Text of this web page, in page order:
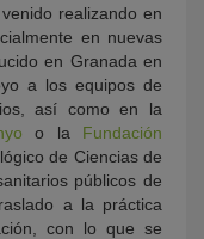
realizando en
en nuevas
en Granada en
a los equipos de
así como en la
o la Fundación
de Ciencias de
públicos de
a la práctica
con lo que se